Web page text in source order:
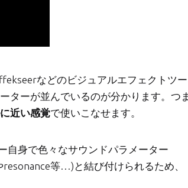
などのビジュアルエフェクトツー
ターが並んでいるのが分かります。つま
近い感覚で使いこなせます。
自身で色々なサウンドパラメーター
等…)と結び付けられるため、